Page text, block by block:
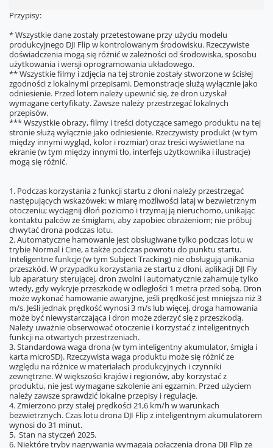
Przypisy:
* Wszystkie dane zostały przetestowane przy użyciu modelu
produkcyjnego DJI Flip w kontrolowanym środowisku. Rzeczywiste
doświadczenia mogą się różnić w zależności od środowiska, sposobu
użytkowania i wersji oprogramowania układowego.
** Wszystkie filmy i zdjęcia na tej stronie zostały stworzone w ścisłej
zgodności z lokalnymi przepisami. Demonstracje służą wyłącznie jako
odniesienie. Przed lotem należy upewnić się, że dron uzyskał
wymagane certyfikaty. Zawsze należy przestrzegać lokalnych
przepisów.
*** Wszystkie obrazy, filmy i treści dotyczące samego produktu na tej
stronie służą wyłącznie jako odniesienie. Rzeczywisty produkt (w tym
między innymi wygląd, kolor i rozmiar) oraz treści wyświetlane na
ekranie (w tym między innymi tło, interfejs użytkownika i ilustracje)
mogą się różnić.
1. Podczas korzystania z funkcji startu z dłoni należy przestrzegać
następujących wskazówek: w miarę możliwości lataj w bezwietrznym
otoczeniu; wyciągnij dłoń poziomo i trzymaj ją nieruchomo, unikając
kontaktu palców ze śmigłami, aby zapobiec obrażeniom; nie próbuj
chwytać drona podczas lotu.
2. Automatyczne hamowanie jest obsługiwane tylko podczas lotu w
trybie Normal i Cine, a także podczas powrotu do punktu startu.
Inteligentne funkcje (w tym Subject Tracking) nie obsługują unikania
przeszkód. W przypadku korzystania ze startu z dłoni, aplikacji DJI Fly
lub aparatury sterującej, dron zwolni i automatycznie zahamuje tylko
wtedy, gdy wykryje przeszkodę w odległości 1 metra przed sobą. Dron
może wykonać hamowanie awaryjne, jeśli prędkość jest mniejsza niż 3
m/s. Jeśli jednak prędkość wynosi 3 m/s lub więcej, droga hamowania
może być niewystarczająca i dron może zderzyć się z przeszkodą.
Należy uważnie obserwować otoczenie i korzystać z inteligentnych
funkcji na otwartych przestrzeniach.
3. Standardowa waga drona (w tym inteligentny akumulator, śmigła i
karta microSD). Rzeczywista waga produktu może się różnić ze
względu na różnice w materiałach produkcyjnych i czynniki
zewnętrzne. W większości krajów i regionów, aby korzystać z
produktu, nie jest wymagane szkolenie ani egzamin. Przed użyciem
należy zawsze sprawdzić lokalne przepisy i regulacje.
4. Zmierzono przy stałej prędkości 21,6 km/h w warunkach
bezwietrznych. Czas lotu drona DJI Flip z inteligentnym akumulatorem
wynosi do 31 minut.
5. Stan na styczeń 2025.
6. Niektóre tryby nagrywania wymagają połączenia drona DJI Flip ze